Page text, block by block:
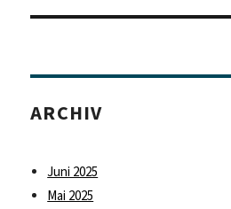
ARCHIV
Juni 2025
Mai 2025